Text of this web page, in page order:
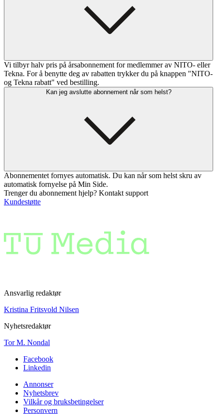
Vi tilbyr halv pris på årsabonnement for medlemmer av NITO- eller
Tekna. For å benytte deg av rabatten trykker du på knappen "NITO-
og Tekna rabatt" ved bestilling.
Kan jeg avslutte abonnement når som helst?
Abonnementet fornyes automatisk. Du kan når som helst skru av
automatisk fornyelse på Min Side.
Trenger du abonnement hjelp? Kontakt support
Kundestøtte
Ansvarlig redaktør
Kristina Fritsvold Nilsen
Nyhetsredaktør
Tor M. Nondal
Facebook
Linkedin
Annonser
Nyhetsbrev
Vilkår og bruksbetingelser
Personvern